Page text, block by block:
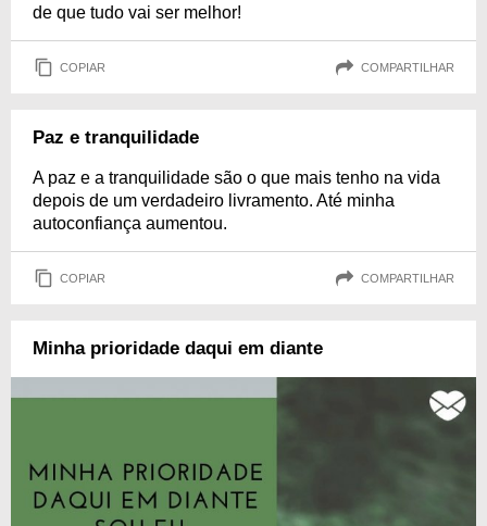
de que tudo vai ser melhor!
COPIAR COMPARTILHAR
Paz e tranquilidade
A paz e a tranquilidade são o que mais tenho na vida
depois de um verdadeiro livramento. Até minha
autoconfiança aumentou.
COPIAR COMPARTILHAR
Minha prioridade daqui em diante